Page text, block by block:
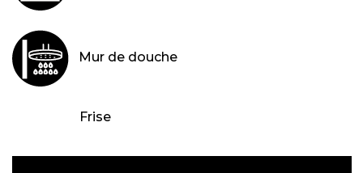
Mur de douche
Frise